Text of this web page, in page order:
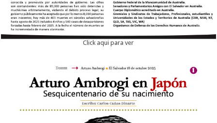
Click aqui para ver